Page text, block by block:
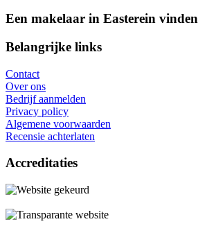
Een makelaar in Easterein vinden
Belangrijke links
Contact
Over ons
Bedrijf aanmelden
Privacy policy
Algemene voorwaarden
Recensie achterlaten
Accreditaties